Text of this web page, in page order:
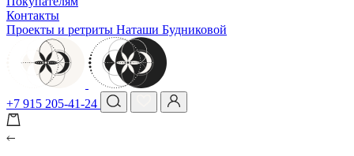
Контакты
Проекты и ретриты Наташи Будниковой
+7 915 205-41-24